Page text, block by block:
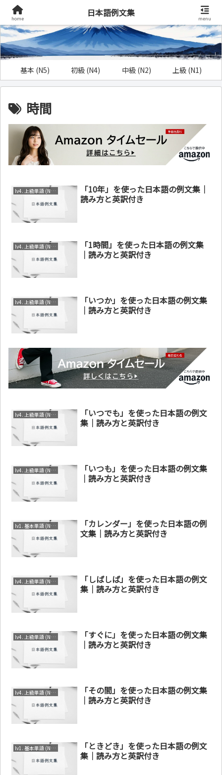
基本 (N5) 初級 (N4) 中級 (N2) 上級 (N1)
時間
lv4. 上級単語 (N1～N2)
「10年」を使った日本語の例文集｜
読み方と英訳付き
lv4. 上級単語 (N1～N2)
「1時間」を使った日本語の例文集
｜読み方と英訳付き
lv4. 上級単語 (N1～N2)
「いつか」を使った日本語の例文集
｜読み方と英訳付き
lv4. 上級単語 (N1～N2)
「いつでも」を使った日本語の例文
集｜読み方と英訳付き
lv4. 上級単語 (N1～N2)
「いつも」を使った日本語の例文集
｜読み方と英訳付き
lv1. 基本単語 (N4～N5)
「カレンダー」を使った日本語の例
文集｜読み方と英訳付き
lv4. 上級単語 (N1～N2)
「しばしば」を使った日本語の例文
集｜読み方と英訳付き
lv4. 上級単語 (N1～N2)
「すぐに」を使った日本語の例文集
｜読み方と英訳付き
lv4. 上級単語 (N1～N2)
「その間」を使った日本語の例文集
｜読み方と英訳付き
lv1. 基本単語 (N4～N5)
「ときどき」を使った日本語の例文
集｜読み方と英訳付き
home
日本語例文集
menu